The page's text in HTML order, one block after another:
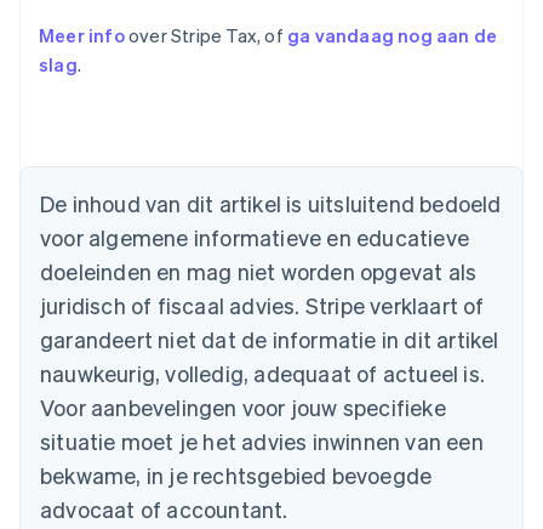
Meer infoover Stripe Tax, of ga vandaag nog aan de
slag.
De inhoud van dit artikel is uitsluitend bedoeld
voor algemene informatieve en educatieve
doeleinden en mag niet worden opgevat als
juridisch of fiscaal advies. Stripe verklaart of
garandeert niet dat de informatie in dit artikel
nauwkeurig, volledig, adequaat of actueel is.
Voor aanbevelingen voor jouw specifieke
situatie moet je het advies inwinnen van een
bekwame, in je rechtsgebied bevoegde
advocaat of accountant.
Australië
English
België
Nederlands Français Deutsch English
Brazilië
PortuguêsEnglish
Bulgarije
Canada
EnglishFrançais
Cyprus
English